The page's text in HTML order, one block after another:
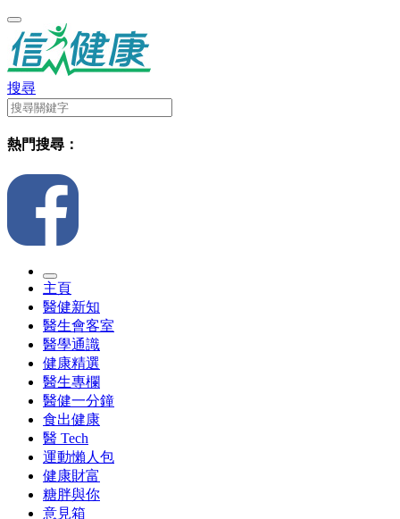
搜尋
熱門搜尋：
主頁
醫健新知
醫生會客室
醫學通識
健康精選
醫生專欄
醫健一分鐘
食出健康
醫 Tech
運動懶人包
健康財富
糖胖與你
意見箱